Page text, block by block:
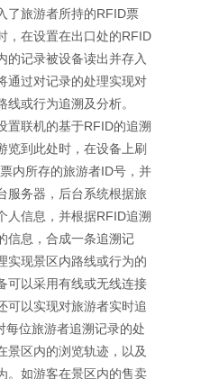
了旅游者所持的RFID票
，在设置在出口处的RFID
的记录被设备读出并存入
通过对记录的处理实现对
线或行为追溯及分析。
置联机的基于RFID的追溯
览到此处时，在设备上刷
内所存的旅游者ID号，并
服务器，后台系统根据旅
人信息，并根据RFID追溯
信息，合成一条追溯记
实现景区内路线或行为的
可以采用有线或无线连接
可以实现对旅游者实时追
位旅游者追溯记录的处
景区内的浏览轨迹，以及
。如游客在景区内的售卖